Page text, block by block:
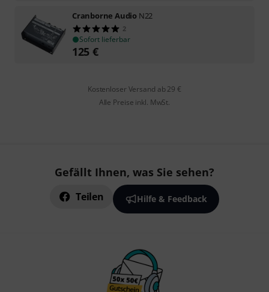
Cranborne Audio N22
2
Sofort lieferbar
125 €
Kostenloser Versand ab 29 €
Alle Preise inkl. MwSt.
Gefällt Ihnen, was Sie sehen?
Teilen Hilfe & Feedback